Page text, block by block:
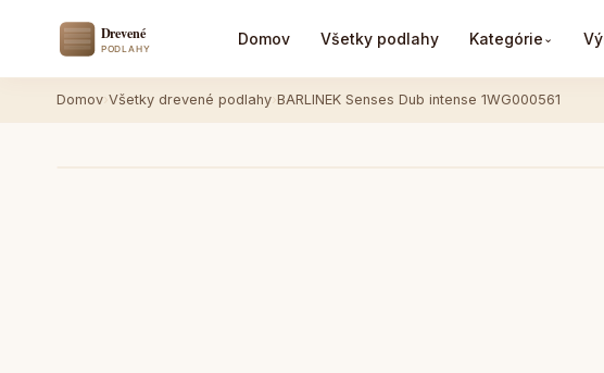
Domov Všetky podlahy Kategórie ⌄
Domov Všetky drevené podlahy BARLINEK Senses Dub intense 1WG000561